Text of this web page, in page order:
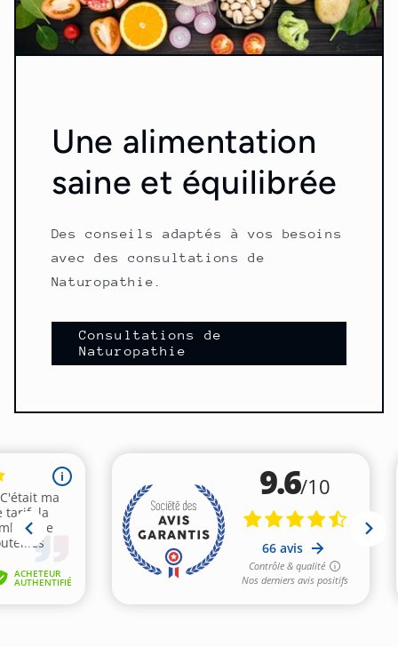
Une alimentation
saine et équilibrée
Des conseils adaptés à vos besoins
avec des consultations de
Naturopathie.
Consultations de
Naturopathie